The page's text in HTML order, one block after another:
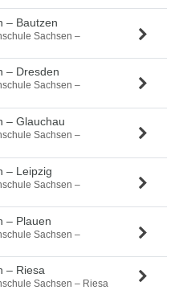
– Bautzen
Sachsen –
– Dresden
Sachsen –
– Glauchau
Sachsen –
– Leipzig
Sachsen –
– Plauen
Sachsen –
– Riesa
Sachsen – Riesa